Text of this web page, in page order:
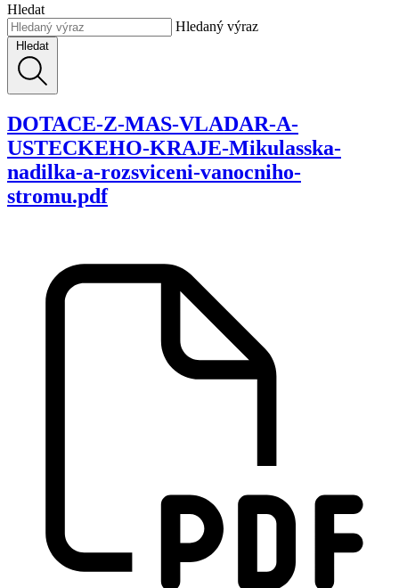
Hledat
Hledaný výraz
Hledat
DOTACE-Z-MAS-VLADAR-A-
USTECKEHO-KRAJE-Mikulasska-
nadilka-a-rozsviceni-vanocniho-
stromu.pdf